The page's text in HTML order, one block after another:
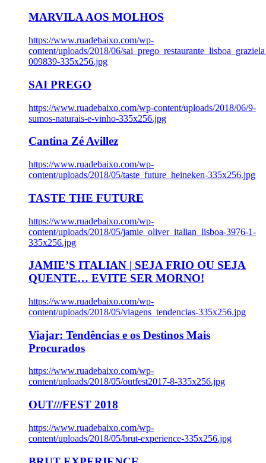
MARVILA AOS MOLHOS
https://www.ruadebaixo.com/wp-
content/uploads/2018/06/
009839-335x256.jpg
SAI PREGO
https://www.ruadebaixo.com/wp-content/uploads/2018/06/9-
sumos-naturais-e-vinho-335x256.jpg
Cantina Zé Avillez
https://www.ruadebaixo.com/wp-
content/uploads/2018/05/taste_future_heineken-335x256.jpg
TASTE THE FUTURE
https://www.ruadebaixo.com/wp-
content/uploads/2018/05/jamie_oliver_italian_lisboa-3976-1-
335x256.jpg
JAMIE’S ITALIAN | SEJA FRIO OU SEJA
QUENTE… EVITE SER MORNO!
https://www.ruadebaixo.com/wp-
content/uploads/2018/05/viagens_tendencias-335x256.jpg
Viajar: Tendências e os Destinos Mais
Procurados
https://www.ruadebaixo.com/wp-
content/uploads/2018/05/outfest2017-8-335x256.jpg
OUT///FEST 2018
https://www.ruadebaixo.com/wp-
content/uploads/2018/05/brut-experience-335x256.jpg